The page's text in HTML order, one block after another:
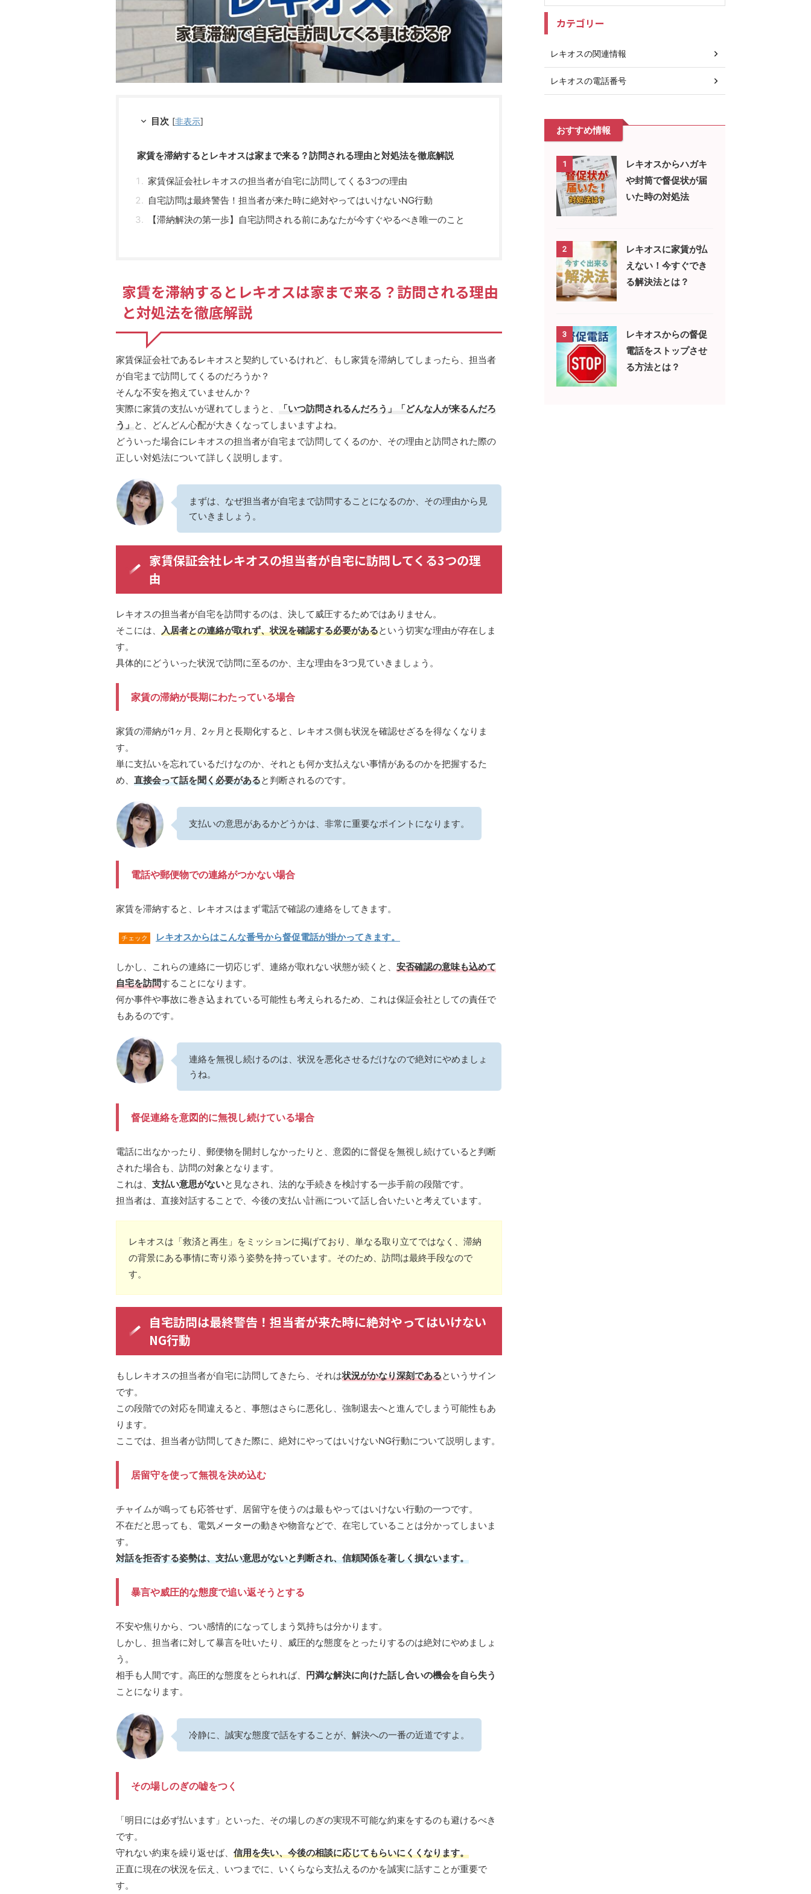
目次 [非表示]
家賃を滞納するとレキオスは家まで来る？訪問される理由と対処法を徹底解説
家賃保証会社レキオスの担当者が自宅に訪問してくる3つの理由
自宅訪問は最終警告！担当者が来た時に絶対やってはいけないNG行動
【滞納解決の第一歩】自宅訪問される前にあなたが今すぐやるべき唯一のこと
家賃を滞納するとレキオスは家まで来る？訪問される理由
と対処法を徹底解説
家賃保証会社であるレキオスと契約しているけれど、もし家賃を滞納してしまったら、担当者
が自宅まで訪問してくるのだろうか？
そんな不安を抱えていませんか？
実際に家賃の支払いが遅れてしまうと、
「いつ訪問されるんだろう」「どんな人が来るんだろ
う」 と、どんどん心配が大きくなってしまいますよね。
どういった場合にレキオスの担当者が自宅まで訪問してくるのか、その理由と訪問された際の
正しい対処法について詳しく説明します。
まずは、なぜ担当者が自宅まで訪問することになるのか、その理由から見
ていきましょう。
家賃保証会社レキオスの担当者が自宅に訪問してくる3つの理
由
レキオスの担当者が自宅を訪問するのは、決して威圧するためではありません。
そこには、 入居者との連絡が取れず、状況を確認する必要があるという切実な理由が存在しま
す。
具体的にどういった状況で訪問に至るのか、主な理由を3つ見ていきましょう。
家賃の滞納が長期にわたっている場合
家賃の滞納が1ヶ月、2ヶ月と長期化すると、レキオス側も状況を確認せざるを得なくなりま
す。
単に支払いを忘れているだけなのか、それとも何か支払えない事情があるのかを把握するた
め、 直接会って話を聞く必要があると判断されるのです。
支払いの意思があるかどうかは、非常に重要なポイントになります。
電話や郵便物での連絡がつかない場合
家賃を滞納すると、レキオスはまず電話で確認の連絡をしてきます。
チェック レキオスからはこんな番号から督促電話が掛かってきます。
しかし、これらの連絡に一切応じず、連絡が取れない状態が続くと、 安否確認の意味も込めて
自宅を訪問することになります。
何か事件や事故に巻き込まれている可能性も考えられるため、これは保証会社としての責任で
もあるのです。
連絡を無視し続けるのは、状況を悪化させるだけなので絶対にやめましょ
うね。
督促連絡を意図的に無視し続けている場合
電話に出なかったり、郵便物を開封しなかったりと、意図的に督促を無視し続けていると判断
された場合も、訪問の対象となります。
これは、 支払い意思がないと見なされ、法的な手続きを検討する一歩手前の段階です。
担当者は、直接対話することで、今後の支払い計画について話し合いたいと考えています。
レキオスは「救済と再生」をミッションに掲げており、単なる取り立てではなく、滞納
の背景にある事情に寄り添う姿勢を持っています。そのため、訪問は最終手段なので
す。
自宅訪問は最終警告！担当者が来た時に絶対やってはいけない
NG行動
もしレキオスの担当者が自宅に訪問してきたら、それは状況がかなり深刻であるというサイン
です。
この段階での対応を間違えると、事態はさらに悪化し、強制退去へと進んでしまう可能性もあ
ります。
ここでは、担当者が訪問してきた際に、絶対にやってはいけないNG行動について説明します。
居留守を使って無視を決め込む
チャイムが鳴っても応答せず、居留守を使うのは最もやってはいけない行動の一つです。
不在だと思っても、電気メーターの動きや物音などで、在宅していることは分かってしまいま
す。
対話を拒否する姿勢は、支払い意思がないと判断され、信頼関係を著しく損ないます。
暴言や威圧的な態度で追い返そうとする
不安や焦りから、つい感情的になってしまう気持ちは分かります。
しかし、担当者に対して暴言を吐いたり、威圧的な態度をとったりするのは絶対にやめましょ
う。
相手も人間です。高圧的な態度をとられれば、
円満な解決に向けた話し合いの機会を自ら失う
ことになります。
冷静に、誠実な態度で話をすることが、解決への一番の近道ですよ。
その場しのぎの嘘をつく
「明日には必ず払います」といった、その場しのぎの実現不可能な約束をするのも避けるべき
です。
守れない約束を繰り返せば、 信用を失い、今後の相談に応じてもらいにくくなります。
正直に現在の状況を伝え、いつまでに、いくらなら支払えるのかを誠実に話すことが重要で
す。
カテゴリー
レキオスの関連情報
レキオスの電話番号
おすすめ情報
1
レキオスからハガキ
や封筒で督促状が届
いた時の対処法
2
レキオスに家賃が払
えない！今すぐでき
る解決法とは？
3
レキオスからの督促
電話をストップさせ
る方法とは？